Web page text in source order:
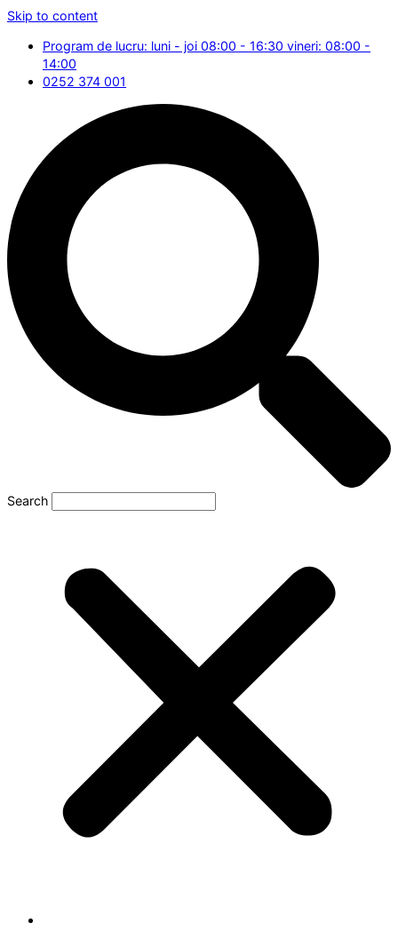
Skip to content
Program de lucru: luni - joi 08:00 - 16:30 vineri: 08:00 -
14:00
0252 374 001
Search